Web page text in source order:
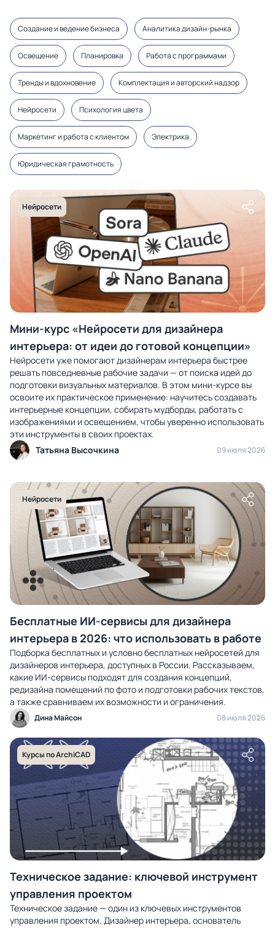
Создание и ведение бизнеса Аналитика дизайн-рынка
Освещение Планировка Работа с программами
Тренды и вдохновение Комплектация и авторский надзор
Нейросети Психология цвета
Маркетинг и работа с клиентом Электрика
Юридическая грамотность
Нейросети
Мини-курс «Нейросети для дизайнера
интерьера: от идеи до готовой концепции»
Нейросети уже помогают дизайнерам интерьера быстрее
решать повседневные рабочие задачи — от поиска идей до
подготовки визуальных материалов. В этом мини-курсе вы
освоите их практическое применение: научитесь создавать
интерьерные концепции, собирать мудборды, работать с
изображениями и освещением, чтобы уверенно использовать
эти инструменты в своих проектах.
Татьяна Высочкина
09 июля 2026
Нейросети
Бесплатные ИИ-сервисы для дизайнера
интерьера в 2026: что использовать в работе
Подборка бесплатных и условно бесплатных нейросетей для
дизайнеров интерьера, доступных в России. Рассказываем,
какие ИИ-сервисы подходят для создания концепций,
редизайна помещений по фото и подготовки рабочих текстов,
а также сравниваем их возможности и ограничения.
Дина Майсон 08 июля 2026
Курсы по ArchiCAD
Техническое задание: ключевой инструмент
управления проектом
Техническое задание — один из ключевых инструментов
управления проектом. Дизайнер интерьера, основатель